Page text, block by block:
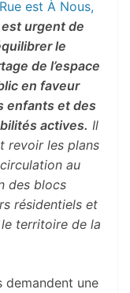
est À Nous,
est urgent de
le
de l’espace
en faveur
enfants et des
actives. Il
revoir les plans
au
des blocs
résidentiels et
territoire de la
demandent une